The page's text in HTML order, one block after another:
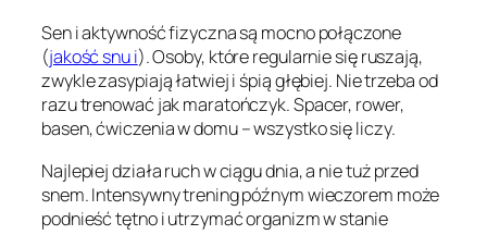
Sen i aktywność fizyczna są mocno połączone
(jakość snu i). Osoby, które regularnie się ruszają,
zwykle zasypiają łatwiej i śpią głębiej. Nie trzeba od
razu trenować jak maratończyk. Spacer, rower,
basen, ćwiczenia w domu – wszystko się liczy.
Najlepiej działa ruch w ciągu dnia, a nie tuż przed
snem. Intensywny trening późnym wieczorem może
podnieść tętno i utrzymać organizm w stanie